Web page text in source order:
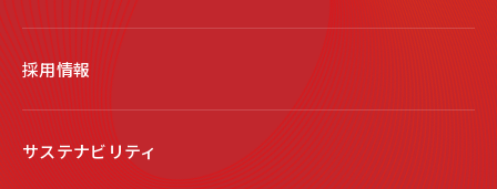
採用情報
サステナビリティ